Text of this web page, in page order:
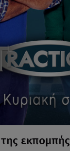
εκπομπής